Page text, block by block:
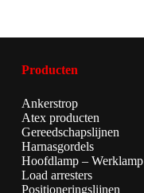
Producten
Ankerstrop
Atex producten
Gereedschapslijnen
Harnasgordels
Hoofdlamp – Werklamp
Load arresters
Positioneringslijnen